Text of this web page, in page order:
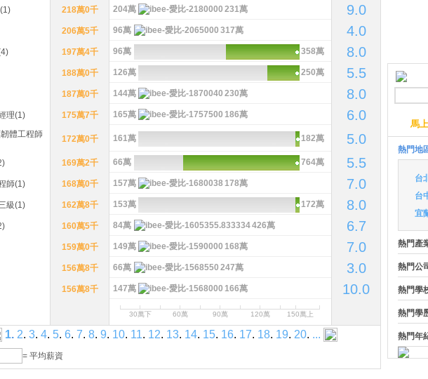
218萬0千 204萬 231萬 9.0
206萬5千 96萬 317萬 4.0
197萬4千 96萬 358萬 8.0
188萬0千 126萬 250萬 5.5
187萬0千 144萬 230萬 8.0
理(1) 175萬7千 165萬 186萬 6.0
體工程師
172萬0千 161萬 182萬 5.0
169萬2千 66萬 764萬 5.5
師(1) 168萬0千 157萬 178萬 7.0
級(1) 162萬8千 153萬 172萬 8.0
160萬5千 84萬 426萬 6.7
159萬0千 149萬 168萬 7.0
156萬8千 66萬 247萬 3.0
156萬8千 147萬 166萬 10.0
30萬下 60萬 90萬 120萬 150萬上
1. 2. 3. 4. 5. 6. 7. 8. 9. 10. 11. 12. 13. 14. 15. 16. 17. 18. 19. 20. ...
= 平均薪資
馬
熱門地
台
台
宜
熱門產
熱門公
熱門學
熱門學
熱門年